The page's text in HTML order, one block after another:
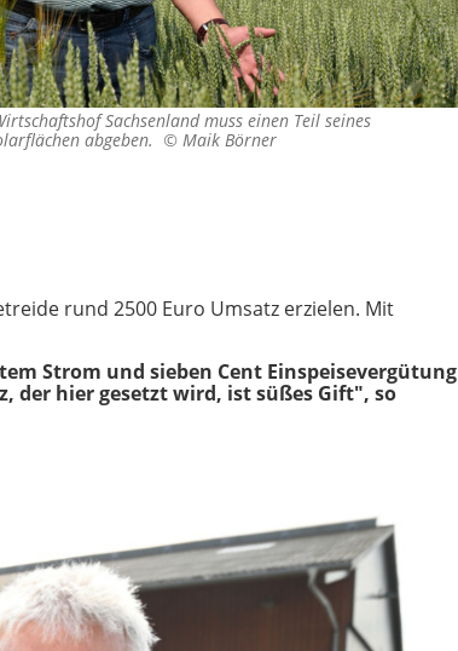
Sachsenland muss einen Teil seines
abgeben. © Maik Börner
rund 2500 Euro Umsatz erzielen. Mit
Strom und sieben Cent Einspeisevergütung
der hier gesetzt wird, ist süßes Gift", so